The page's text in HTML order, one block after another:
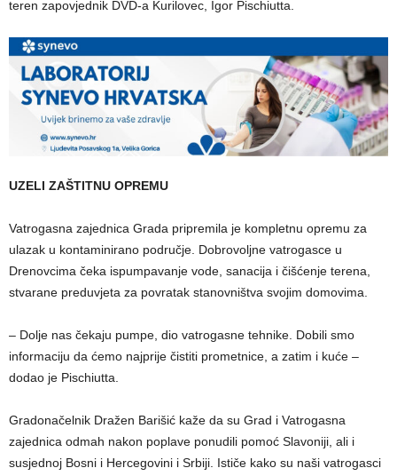
teren zapovjednik DVD-a Kurilovec, Igor Pischiutta.
UZELI ZAŠTITNU OPREMU
Vatrogasna zajednica Grada pripremila je kompletnu opremu za
ulazak u kontaminirano područje. Dobrovoljne vatrogasce u
Drenovcima čeka ispumpavanje vode, sanacija i čišćenje terena,
stvarane preduvjeta za povratak stanovništva svojim domovima.
– Dolje nas čekaju pumpe, dio vatrogasne tehnike. Dobili smo
informaciju da ćemo najprije čistiti prometnice, a zatim i kuće –
dodao je Pischiutta.
Gradonačelnik Dražen Barišić kaže da su Grad i Vatrogasna
zajednica odmah nakon poplave ponudili pomoć Slavoniji, ali i
susjednoj Bosni i Hercegovini i Srbiji. Ističe kako su naši vatrogasci